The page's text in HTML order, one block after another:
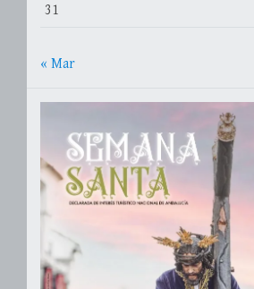
31
« Mar